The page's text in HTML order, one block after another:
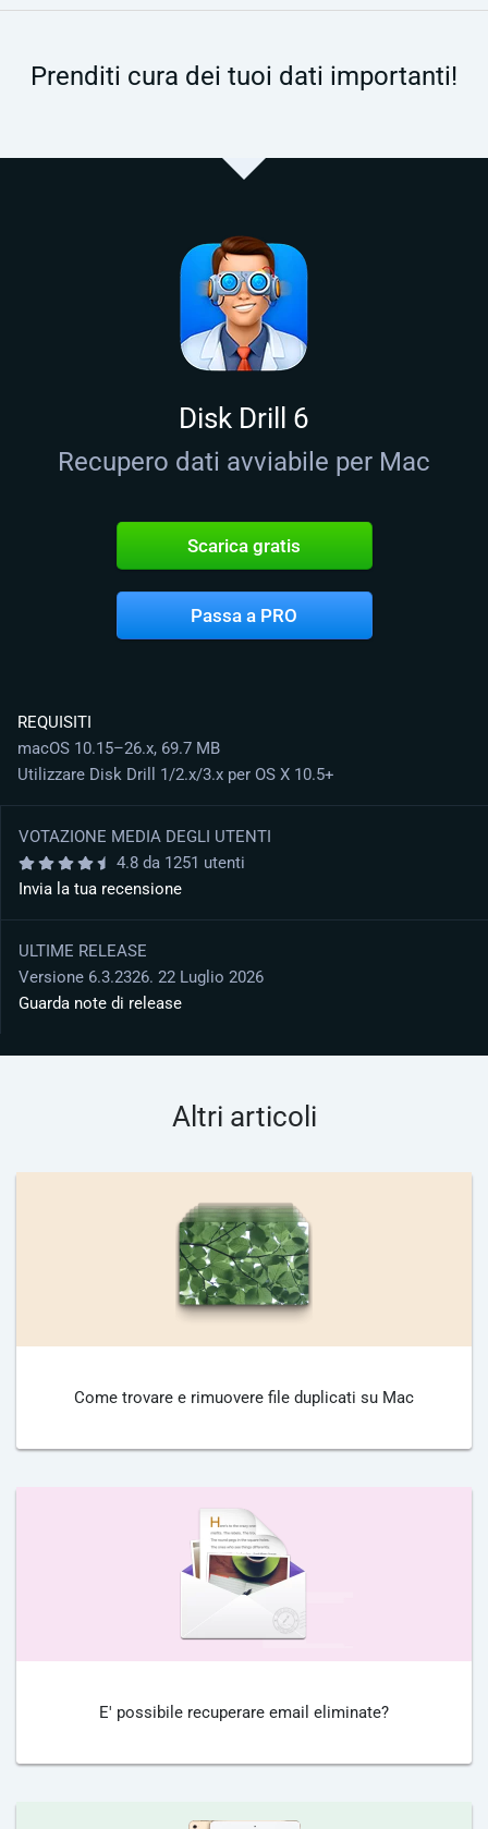
Prenditi cura dei tuoi dati importanti!
Disk Drill 6
Recupero dati avviabile per Mac
Scarica gratis
Passa a PRO
REQUISITI
macOS 10.15–26.x, 69.7 MB
Utilizzare Disk Drill 1/2.x/3.x per OS X 10.5+
VOTAZIONE MEDIA DEGLI UTENTI
4.8 da 1251 utenti
Invia la tua recensione
ULTIME RELEASE
Versione 6.3.2326. 22 Luglio 2026
Guarda note di release
Altri articoli
Come trovare e rimuovere file duplicati su Mac
E' possibile recuperare email eliminate?